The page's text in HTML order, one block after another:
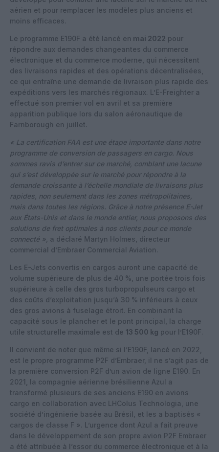
aérien et pour remplacer les modèles plus anciens et
moins efficaces.
Le programme E190F a été lancé en mai 2022 pour
répondre aux demandes changeantes du commerce
électronique et du commerce moderne, qui nécessitent
des livraisons rapides et des opérations décentralisées,
ce qui entraîne une demande de livraison plus rapide des
expéditions vers les marchés régionaux. L’E-Freighter a
effectué son premier vol en avril et sa première
apparition publique lors du salon aéronautique de
Farnborough en juillet.
« La certification FAA est une étape importante dans notre
programme de conversion de passagers en cargo. Nous
sommes ravis d’entrer sur ce marché, comblant une lacune
qui s’est développée sur le marché pour répondre à la
demande croissante à l’échelle mondiale de livraisons plus
rapides, non seulement dans les zones métropolitaines,
mais dans toutes les régions. Grâce à notre présence E-Jet
aux États-Unis et dans le monde entier, nous proposons des
solutions de fret optimales à nos clients pour ce monde
connecté », a déclaré Martyn Holmes, directeur
commercial d’Embraer Commercial Aviation.
Les E-Jets convertis en cargos auront une capacité de
volume supérieure de plus de 40 %, une portée trois fois
supérieure à celle des gros turbopropulseurs cargo et
des coûts d’exploitation jusqu’à 30 % inférieurs à ceux
des gros avions à fuselage étroit. En combinant la
capacité sous le plancher et le pont principal, la charge
utile structurelle maximale est de 13 500 kg pour l’E190F.
Il convient de noter que même si l’E190F, lancé en 2022,
est le propre programme P2F d’Embraer, il ne s’agit pas de
la première conversion P2F d’un avion de ligne E190. En
2021, la compagnie aérienne brésilienne Azul a
transformé plusieurs de ses anciens E190 en avions
cargo en collaboration avec LHColus Technologia, une
société d’ingénierie basée au Brésil, et les a baptisés «
cargos de classe F ». L’urgence dont Azul a fait preuve
dans le développement de son propre avion P2F Embraer
a été attribuée à l’essor du commerce électronique et à la